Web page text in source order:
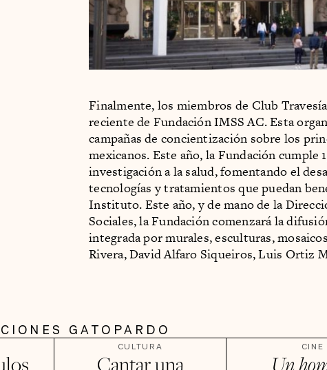
Finalmente, los miembros de Club
reciente de Fundación IMSS AC. Esta
campañas de concientización sobre los
mexicanos. Este año, la Fundación cumple
investigación a la salud, fomentando el
tecnologías y tratamientos que puedan
Instituto. Este año, y de mano de la
Sociales, la Fundación comenzará la
integrada por murales, esculturas,
Rivera, David Alfaro Siqueiros, Luis Ortiz
GATOPARDO
CULTURA
Cantar una
CINE
Un